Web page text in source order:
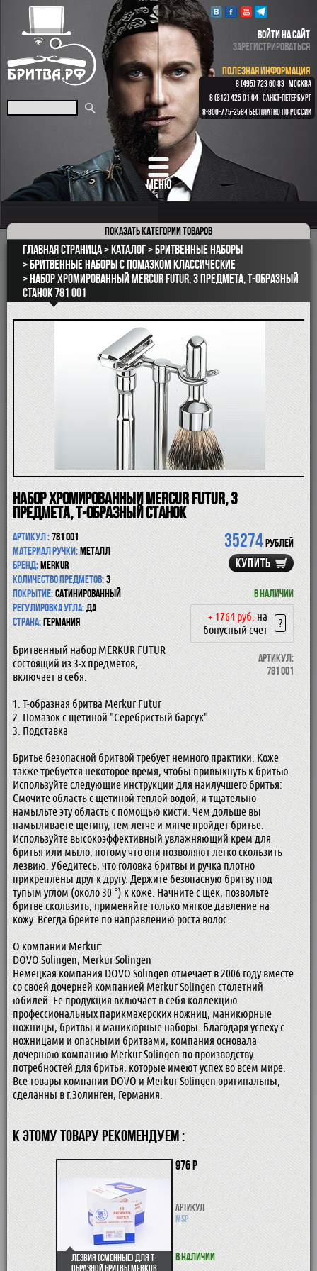
МЕНЮ
ВОЙТИ НА САЙТ
ЗАРЕГИСТРИРОВАТЬСЯ
ПОЛЕЗНАЯ ИНФОРМАЦИЯ
8 (495) 723 60 83 МОСКВА
8 (812) 425 01 64 САНКТ-ПЕТЕРБУРГ
8-800-775-2584 БЕСПЛАТНО ПО РОССИИ
Показатькатегории товаров
ПОДАРОЧНЫЕ НАБОРЫ
ОПАСНЫЕ БРИТВЫ
РЕМНИ
БРИТВЕННЫЕ НАБОРЫ
СОВРЕМЕННЫЕ БРИТВЫ
ФУТЛЯРЫ
ДЛЯ БРИТЬЯ
ПОСЛЕ БРИТЬЯ
ДЛЯ БОРОДЫ И УСОВ
ДЛЯ ВОЛОС И ТЕЛА
ПАРФЮМ
ЧАШКИ
КОСМЕТИЧКИ
АКСЕССУАРЫ
МАНИКЮРНЫЕ ИНСТРУМЕНТЫ
СКИДКА
Главная страница Каталог
Бритвенные наборы
Бритвенные наборы с помазком классические
Набор хромированный Mercur Futur, 3 предмета, Т-образный
станок 781 001
Набор хромированный Mercur Futur, 3
предмета, Т-образный станок
35274рублей
КУПИТЬ
В наличии
+ 1764 руб. на
бонусный счет
?
Артикул:
781 001
Артикул :781 001
Материал ручки:металл
Бренд:Merkur
Количество предметов:3
Покрытие:сатинированный
Регулировка угла:да
Страна:Германия
Бритвенный набор MERKUR FUTUR
состоящий из 3-х предметов,
включает в себя:
1. Т-образная бритва Merkur Futur
2. Помазок с щетиной "Серебристый барсук"
3. Подставка
Бритье безопасной бритвой требует немного практики. Коже
также требуется некоторое время, чтобы привыкнуть к бритью.
Используйте следующие инструкции для наилучшего бритья:
Смочите область с щетиной теплой водой, и тщательно
намыльте эту область с помощью кисти. Чем дольше вы
намыливаете щетину, тем легче и мягче пройдет бритье.
Используйте высокоэффективный увлажняющий крем для
бритья или мыло, потому что они позволяют легко скользить
лезвию. Убедитесь, что головка бритвы и ручка плотно
прикреплены друг к другу. Держите безопасную бритву под
тупым углом (около 30 °) к коже. Начните с щек, позвольте
бритве скользить, применяйте только мягкое давление на
кожу. Всегда брейте по направлению роста волос.
О компании Merkur:
DOVO Solingen, Merkur Solingen
Немецкая компания DOVO Solingen отмечает в 2006 году вместе
со своей дочерней компанией Merkur Solingen столетний
юбилей. Ее продукция включает в себя коллекцию
профессиональных парикмахерских ножниц, маникюрные
ножницы, бритвы и маникюрные наборы. Благодаря успеху с
ножницами и опасными бритвами, компания основала
дочернюю компанию Merkur Solingen по производству
потребностей для бритья, которые имеют успех во всем мире.
Все товары компании DOVO и Merkur Solingen оригинальны,
сделанны в г.Золинген, Германия.
К ЭТОМУ ТОВАРУ РЕКОМЕНДУЕМ :
Лезвия (сменные) для Т-
образной бритвы Merkur
976 р
Артикул
MSP
В наличии